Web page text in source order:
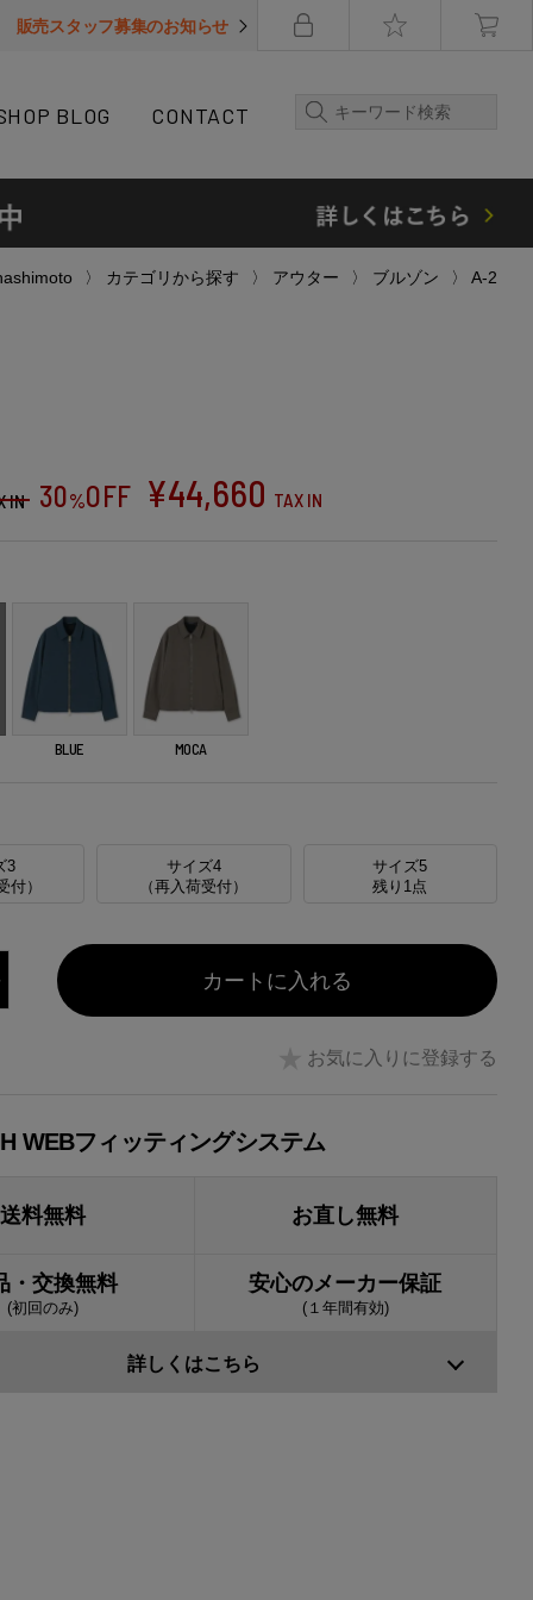
販売スタッフ募集のお知らせ
BLOG CONTACT
カテゴリから探す アウター ブルゾン A-2
IN 30%OFF ¥44,660 TAX IN
BLUE MOCA
3
付）
サイズ4
（再入荷受付）
サイズ5
残り1点
お気に入りに登録する
カートに入れる
WEBフィッティングシステム
送料無料 お直し無料
・交換無料
(初回のみ)
安心のメーカー保証
(１年間有効)
詳しくはこちら